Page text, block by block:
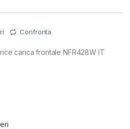
Confronta
carica frontale NFR428W IT